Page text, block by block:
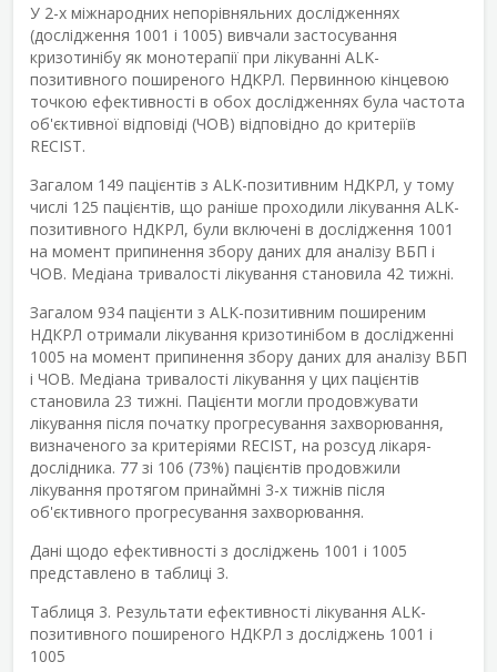
У 2-х міжнародних непорівняльних дослідженнях
(дослідження 1001 і 1005) вивчали застосування
кризотинібу як монотерапії при лікуванні ALK-
позитивного поширеного НДКРЛ. Первинною кінцевою
точкою ефективності в обох дослідженнях була частота
об'єктивної відповіді (ЧОВ) відповідно до критеріїв
RECIST.
Загалом 149 пацієнтів з ALK-позитивним НДКРЛ, у тому
числі 125 пацієнтів, що раніше проходили лікування ALK-
позитивного НДКРЛ, були включені в дослідження 1001
на момент припинення збору даних для аналізу ВБП і
ЧОВ. Медіана тривалості лікування становила 42 тижні.
Загалом 934 пацієнти з ALK-позитивним поширеним
НДКРЛ отримали лікування кризотинібом в дослідженні
1005 на момент припинення збору даних для аналізу ВБП
і ЧОВ. Медіана тривалості лікування у цих пацієнтів
становила 23 тижні. Пацієнти могли продовжувати
лікування після початку прогресування захворювання,
визначеного за критеріями RECIST, на розсуд лікаря-
дослідника. 77 зі 106 (73%) пацієнтів продовжили
лікування протягом принаймні 3-х тижнів після
об'єктивного прогресування захворювання.
Дані щодо ефективності з досліджень 1001 і 1005
представлено в таблиці 3.
Таблиця 3. Результати ефективності лікування ALK-
позитивного поширеного НДКРЛ з досліджень 1001 і
1005